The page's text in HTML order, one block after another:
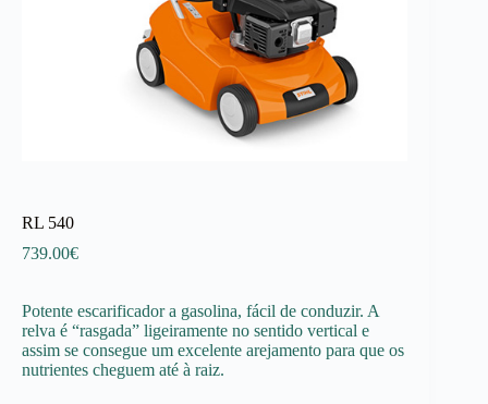
RL 540
739.00€
Potente escarificador a gasolina, fácil de conduzir. A
relva é “rasgada” ligeiramente no sentido vertical e
assim se consegue um excelente arejamento para que os
nutrientes cheguem até à raiz.